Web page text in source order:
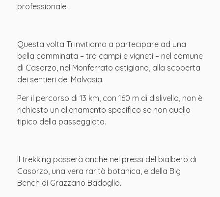
professionale.
Questa volta Ti invitiamo a partecipare ad una
bella camminata – tra campi e vigneti – nel comune
di Casorzo, nel Monferrato astigiano, alla scoperta
dei sentieri del Malvasia.
Per il percorso di 13 km, con 160 m di dislivello, non è
richiesto un allenamento specifico se non quello
tipico della passeggiata.
Il trekking passerà anche nei pressi del bialbero di
Casorzo, una vera rarità botanica, e della Big
Bench di Grazzano Badoglio.